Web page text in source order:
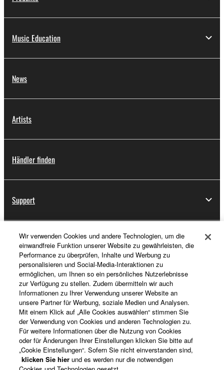
Music Education
News
Artists
Händler finden
Support
Registrierung von „Yamaha Music ID“
Über Yamaha
Schweiz Suisse Svizzera - German
Business
Wir verwenden Cookies und andere Technologien, um die
einwandfreie Funktion unserer Website zu gewährleisten, die
Performance zu überprüfen, Inhalte und Werbung zu
personalisieren und Social-Media-Interaktionen zu
ermöglichen, um Ihnen so ein persönliches Nutzerlebnisse
zur Verfügung zu stellen. Zudem übermitteln wir auch
Informationen zu Ihrer Verwendung unserer Website an
unsere Partner für Werbung, soziale Medien und Analysen.
Mit einem Klick auf „Alle Cookies auswählen“ stimmen Sie
der Verwendung von Cookies und anderen Technologien zu.
Für weitere Informationen über die Nutzung von Cookies
oder für Änderungen Ihrer Einstellungen klicken Sie bitte auf
„Cookie Einstellungen“. Sofern Sie nicht einverstanden sind,
klicken Sie hier und es werden nur die notwendigen